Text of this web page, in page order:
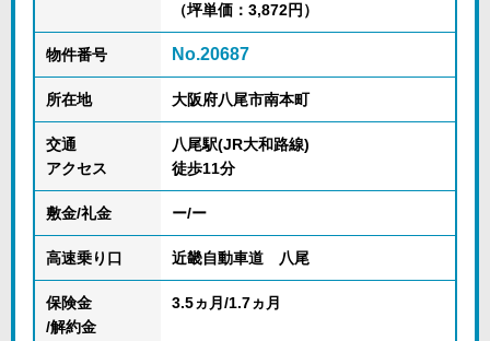
（坪単価：3,872円）
物件番号 No.20687
所在地 大阪府八尾市南本町
交通
アクセス
八尾駅(JR大和路線)
徒歩11分
敷金/礼金 ー/ー
高速乗り口 近畿自動車道 八尾
保険金
/解約金
3.5ヵ月/1.7ヵ月